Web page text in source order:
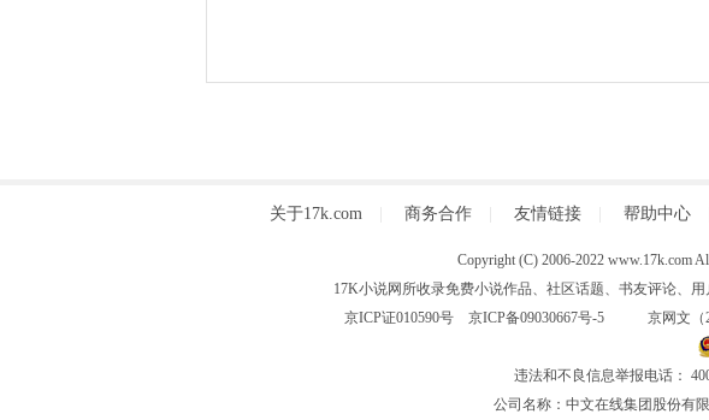
关于17k.com 商务合作 友情链接 帮助中心
Copyright (C) 2006-2022 www.17k.com
17K小说网所收录免费小说作品、社区话题、书友评论、
京ICP证010590号 京ICP备09030667号-5京网文（
违法和不良信息举报电话：
公司名称：中文在线集团股份有